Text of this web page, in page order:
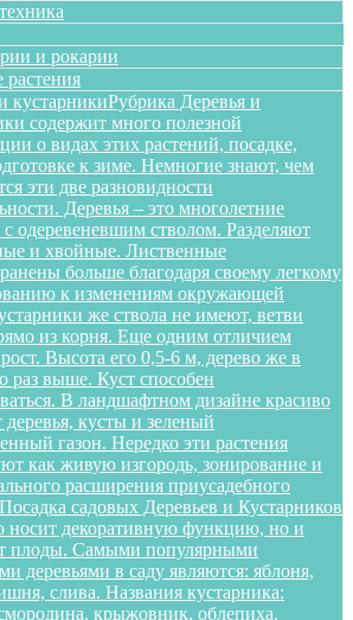
и рокарии
кустарникиРубрика Деревья и
содержит много полезной
о видах этих растений, посадке,
к зиме. Немногие знают, чем
эти две разновидности
Деревья – это многолетние
с одеревеневшим стволом. Разделяют
и хвойные. Лиственные
больше благодаря своему легкому
к изменениям окружающей
же ствола не имеют, ветви
из корня. Еще одним отличием
рост. Высота его 0,5-6 м, дерево же в
раз выше. Куст способен
В ландшафтном дизайне красиво
деревья, кусты и зеленый
газон. Нередко эти растения
как живую изгородь, зонирование и
расширения приусадебного
садовых Деревьев и Кустарников
носит декоративную функцию, но и
плоды. Самыми популярными
деревьями в саду являются: яблоня,
слива. Названия кустарника:
крыжовник, облепиха,